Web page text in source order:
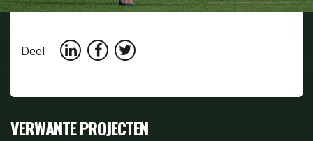
Deel
VERWANTE PROJECTEN